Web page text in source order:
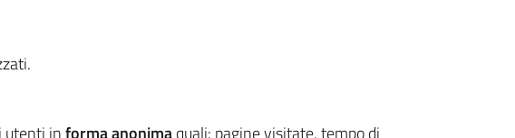
utenti informa anonimaquali: pagine visitate, tempo di